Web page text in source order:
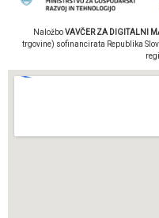
NaložboVAVČER ZA DIGITALNI
trgovine) sofinancirata Republika